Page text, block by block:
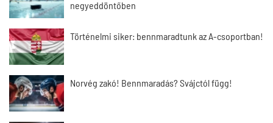
negyeddöntőben
Történelmi siker: bennmaradtunk az A-csoportban!
Norvég zakó! Bennmaradás? Svájctól függ!